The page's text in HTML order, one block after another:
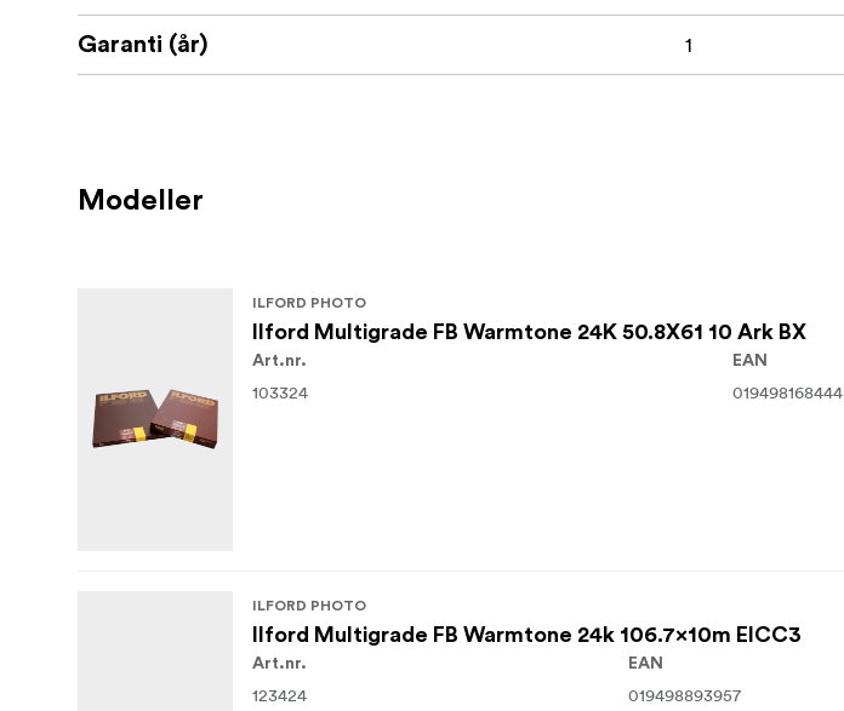
Garanti (år) 1
Modeller
ILFORD PHOTO
Ilford Multigrade FB Warmtone 24K 50.8X61 10 Ark BX
Art.nr.
103324
EAN
019498168444
ILFORD PHOTO
Ilford Multigrade FB Warmtone 24k 106.7x10m EICC3
Art.nr.
123424
EAN
019498893957